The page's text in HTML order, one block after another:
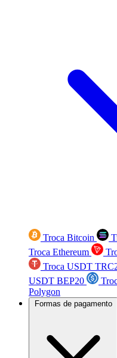
Troca Bitcoin
Troca Ethereum
Troca USDT
USDT BEP20
Polygon
Formas de pagamento